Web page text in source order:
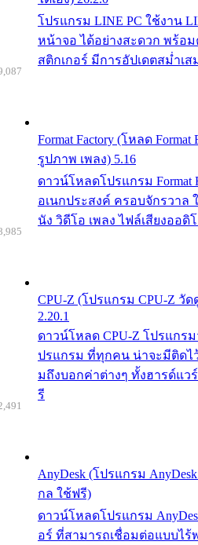
โปรแกรม LINE PC ใช้งาน
หน้าจอ ได้อย่างสะดวก พร้อม
สติกเกอร์ มีการอัปเดตสม่ำเส
Format Factory (โหลด
รูปภาพ เพลง) 5.16
ดาวน์โหลดโปรแกรม Format
อเนกประสงค์ ครอบจักรวาล
นัง วิดีโอ เพลง ไฟล์เสียงออดิ
CPU-Z (โปรแกรม CPU-Z วั
2.20.1
ดาวน์โหลด CPU-Z โปรแกร
ปรแกรม ที่ทุกคน น่าจะมีติดไว้
มถึงบอกค่าต่างๆ ทั้งฮารด์แว
รี
AnyDesk (โปรแกรม
กล ใช้ฟรี)
ดาวน์โหลดโปรแกรม
อร์ ที่สามารถเชื่อมต่อแบบไร้